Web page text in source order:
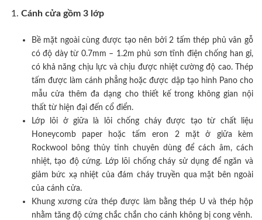
Cánh cửa gồm 3 lớp
Bề mặt ngoài cùng được tạo nên bởi 2 tấm thép phủ vân gỗ
có độ dày từ 0.7mm – 1.2m phủ sơn tĩnh điện chống han gỉ,
có khả năng chịu lực và chịu được nhiệt cường độ cao. Thép
tấm được làm cánh phẳng hoặc được dập tạo hình Pano cho
mẫu cửa thêm đa dạng cho thiết kế trong không gian nội
thất từ hiện đại đến cổ điển.
Lớp lõi ở giữa là lõi chống cháy được tạo từ chất liệu
Honeycomb paper hoặc tấm eron 2 mặt ở giữa kèm
Rockwool bông thủy tinh chuyên dùng để cách âm, cách
nhiệt, tạo độ cứng. Lớp lõi chống cháy sử dụng để ngăn và
giảm bức xạ nhiệt của đám cháy truyền qua mặt bên ngoài
của cánh cửa.
Khung xương cửa thép được làm bằng thép U và thép hộp
nhằm tăng độ cứng chắc chắn cho cánh không bị cong vênh.